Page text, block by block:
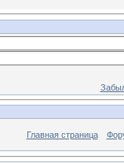
Главная страница